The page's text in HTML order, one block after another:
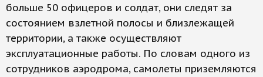
больше 50 офицеров и солдат, они следят за
состоянием взлетной полосы и близлежащей
территории, а также осуществляют
эксплуатационные работы. По словам одного из
сотрудников аэродрома, самолеты приземляются